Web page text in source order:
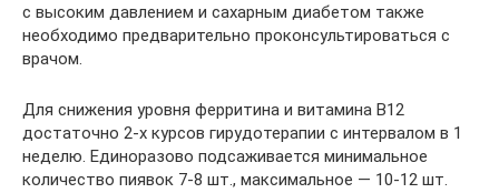
с высоким давлением и сахарным диабетом также
необходимо предварительно проконсультироваться с
врачом.
Для снижения уровня ферритина и витамина В12
достаточно 2-х курсов гирудотерапии с интервалом в 1
неделю. Единоразово подсаживается минимальное
количество пиявок 7-8 шт., максимальное — 10-12 шт.